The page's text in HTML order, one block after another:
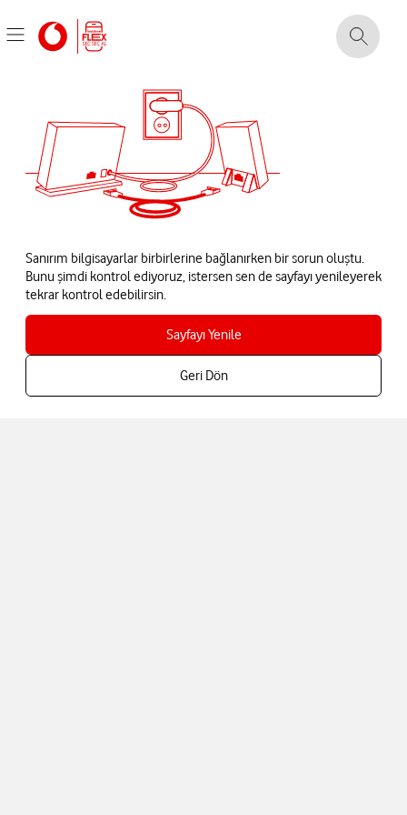
Sanırım bilgisayarlar birbirlerine bağlanırken bir sorun oluştu.
Bunu şimdi kontrol ediyoruz, istersen sen de sayfayı yenileyerek
tekrar kontrol edebilirsin.
Sayfayı Yenile
Geri Dön